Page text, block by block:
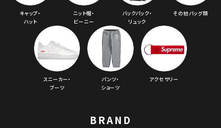
キャップ・
ハット
ニット帽・
ビーニー
バックパック・
リュック
その他バッグ類
スニーカー・
ブーツ
パンツ・
ショーツ
アクセサリー
BRAND